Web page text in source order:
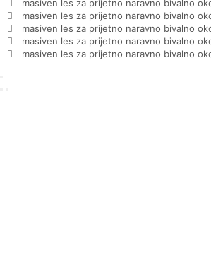
masiven les za prijetno naravno bivalno
masiven les za prijetno naravno bivalno
masiven les za prijetno naravno bivalno
masiven les za prijetno naravno bivalno
masiven les za prijetno naravno bivalno